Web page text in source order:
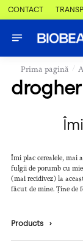
CONTACT
Prima pagină /
Îmi plac cerealele, mai
fulgii de porumb cu
(mai recidivez) la
făcut de mine. Ține de
Products ›